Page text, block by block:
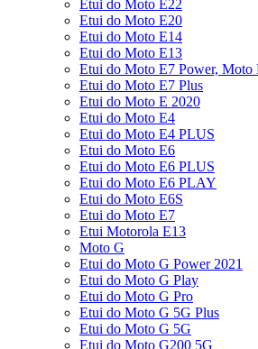
Etui do Moto E22
Etui do Moto E20
Etui do Moto E14
Etui do Moto E13
Etui do Moto E7 Power, Moto
Etui do Moto E7 Plus
Etui do Moto E 2020
Etui do Moto E4
Etui do Moto E4 PLUS
Etui do Moto E6
Etui do Moto E6 PLUS
Etui do Moto E6 PLAY
Etui do Moto E6S
Etui do Moto E7
Etui Motorola E13
Moto G
Etui do Moto G Power 2021
Etui do Moto G Play
Etui do Moto G Pro
Etui do Moto G 5G Plus
Etui do Moto G 5G
Etui do Moto G200 5G